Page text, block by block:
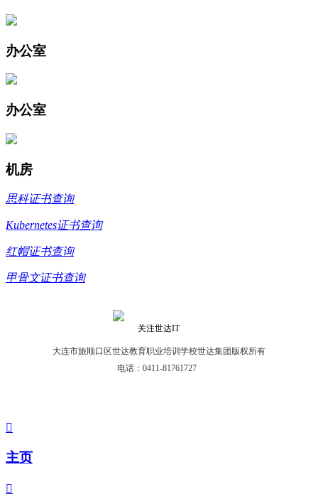
办公室
办公室
机房
思科证书查询
Kubernetes证书查询
红帽证书查询
甲骨文证书查询
关注世达IT
大连市旅顺口区世达教育职业培训学校世达集团版权所有
电话：0411-81761727

主页
